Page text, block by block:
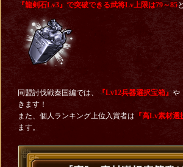
『龍剣石Lv3』で突破できる武将Lv上限は79～85
同盟討伐戦秦国編では、 『Lv12兵器選択宝箱』 や
きます！
また、個人ランキング上位入賞者は 『高Lv素材選
ます。